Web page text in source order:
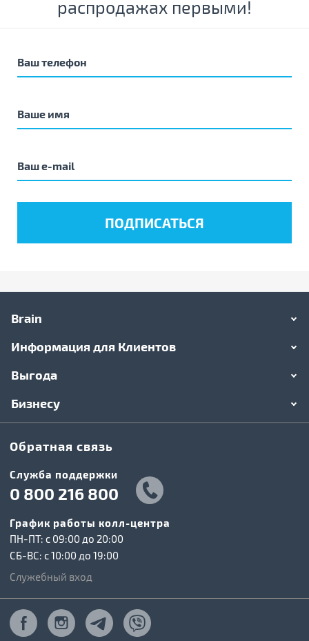
распродажах первыми!
Brain
Информация для Клиентов
Выгода
Бизнесу
Обратная связь
Служба поддержки
0 800 216 800
График работы колл-центра
ПН-ПТ: c 09:00 до 20:00
СБ-ВС: c 10:00 до 19:00
Служебный вход